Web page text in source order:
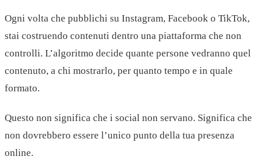
Ogni volta che pubblichi su Instagram, Facebook o TikTok,
stai costruendo contenuti dentro una piattaforma che non
controlli. L’algoritmo decide quante persone vedranno quel
contenuto, a chi mostrarlo, per quanto tempo e in quale
formato.
Questo non significa che i social non servano. Significa che
non dovrebbero essere l’unico punto della tua presenza
online.